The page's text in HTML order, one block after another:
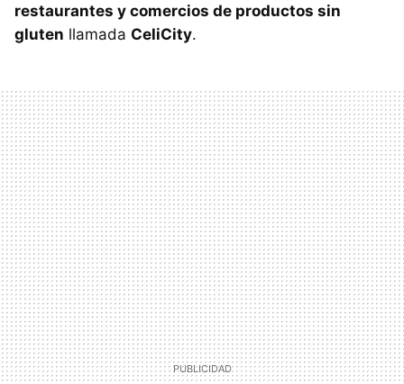
restaurantes y comercios de productos sin
gluten llamada CeliCity.